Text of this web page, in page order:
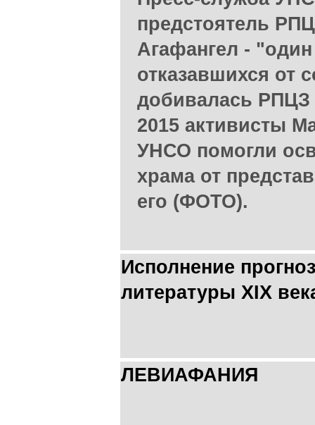
предстоятель
Агафангел -
отказавшихся от
добивалась РПЦЗ
2015 активисты
УНСО помогли
храма от
его (ФОТО).
Исполнение
литературы XIX
ЛЕВИАФАНИЯ